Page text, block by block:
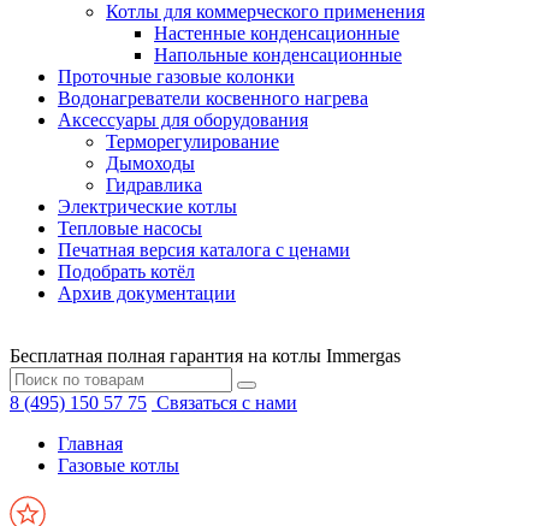
Котлы для коммерческого применения
Настенные конденсационные
Напольные конденсационные
Проточные газовые колонки
Водонагреватели косвенного нагрева
Аксессуары для оборудования
Терморегулирование
Дымоходы
Гидравлика
Электрические котлы
Тепловые насосы
Печатная версия каталога с ценами
Подобрать котёл
Архив документации
Бесплатная полная гарантия на котлы Immergas
8 (495) 150 57 75 Связаться с нами
Главная
Газовые котлы